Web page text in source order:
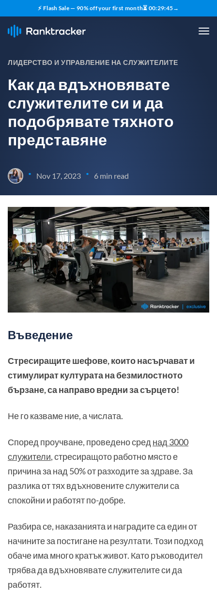
⚡ Flash Sale — 90% off your first month⏳ 00:29:43→
ЛИДЕРСТВО И УПРАВЛЕНИЕ НА СЛУЖИТЕЛИТЕ
Как да вдъхновявате
служителите си и да
подобрявате тяхното
представяне
• Nov 17, 2023 • 6 min read
Въведение
Стресиращите шефове, които насърчават и
стимулират културата на безмилостното
бързане, са направо вредни за сърцето!
Не го казваме ние, а числата.
Според проучване, проведено сред над 3000
служители, стресиращото работно място е
причина за над 50% от разходите за здраве. За
разлика от тях вдъхновените служители са
спокойни и работят по-добре.
Разбира се, наказанията и наградите са един от
начините за постигане на резултати. Този подход
обаче има много кратък живот. Като ръководител
трябва да вдъхновявате служителите си да
работят.